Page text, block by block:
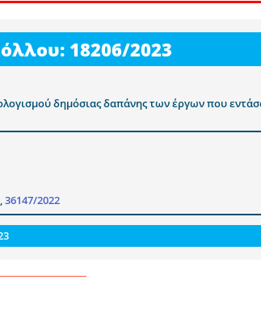
18206/2023
δημόσιας δαπάνης των έργων που
,36147/2022